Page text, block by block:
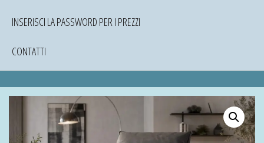
INSERISCI LA PASSWORD PER I PREZZI
CONTATTI